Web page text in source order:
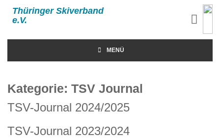
Thüringer Skiverband
e.V.
MENÜ
Kategorie: TSV Journal
TSV-Journal 2024/2025
TSV-Journal 2023/2024